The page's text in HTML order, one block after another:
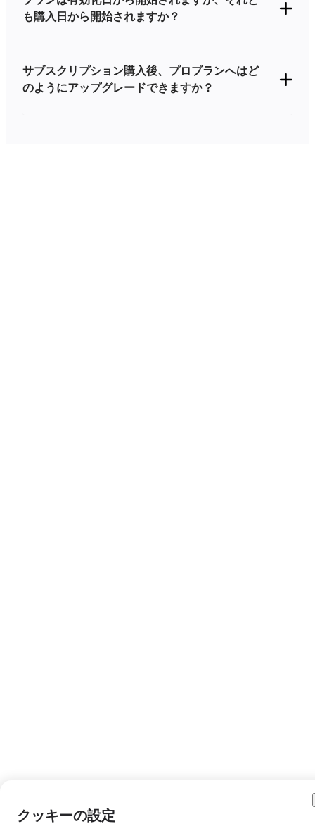
も購入日から開始されますか？
サブスクリプション購入後、プロプランへはど
のようにアップグレードできますか？
クッキーの設定